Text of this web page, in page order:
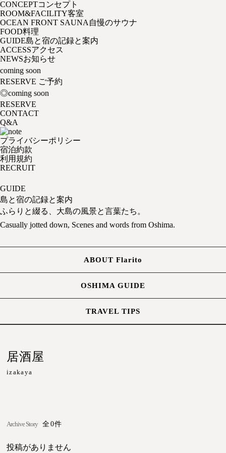
CONCEPTコンセプト
ROOM&FACILITY客室
OCEAN FRONT SAUNA 自慢のサウナ
FOOD料理
GUIDE島と宿の記録と案内
ACCESSアクセス
NEWSお知らせ
coming soon
RESERVE ご予約
◎coming soon
RESERVE
CONTACT
Q&A
プライバシーポリシー
宿泊約款
利用規約
RECRUIT
GUIDE
島と宿の記録と案内
ふらりと綴る、大島の風景と言葉たち。
Casually jotted down, Scenes and words from Oshima.
ABOUT Flarito
OSHIMA GUIDE
TRAVEL TIPS
居酒屋
izakaya
Archive Story 全0件
投稿がありません